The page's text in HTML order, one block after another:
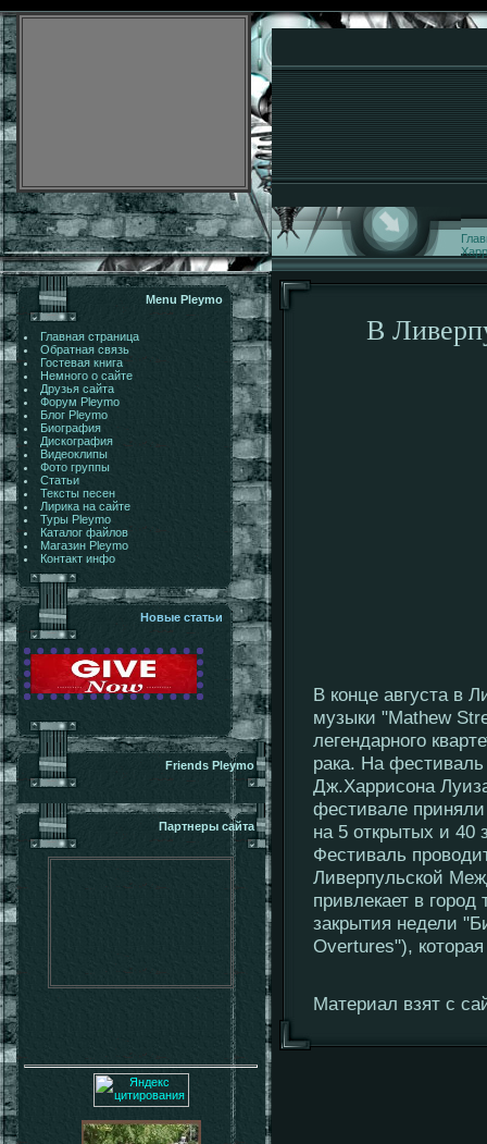
Menu Pleymo
Главная страница
Обратная связь
Гостевая книга
Немного о сайте
Друзья сайта
Форум Pleymo
Блог Pleymo
Биография
Дискография
Видеоклипы
Фото группы
Статьи
Тексты песен
Лирика на сайте
Туры Pleymo
Каталог файлов
Магазин Pleymo
Контакт инфо
Новые статьи
Friends Pleymo
Партнеры сайта
В
В конце августа в
музыки "Mathew
легендарного
рака. На
Дж.Харрисона
фестивале
на 5 открытых и 40
Фестиваль
Ливерпульской
привлекает в
закрытия недели
Overtures"),
Материал взят с